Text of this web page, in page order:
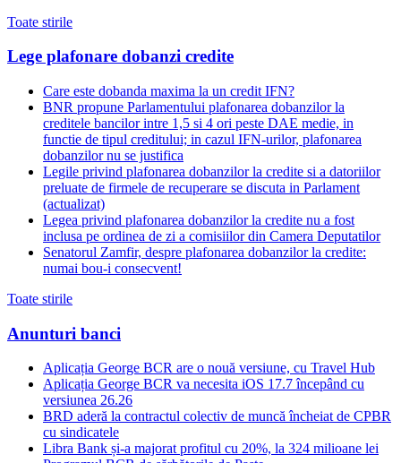
Toate stirile
Lege plafonare dobanzi credite
Care este dobanda maxima la un credit IFN?
BNR propune Parlamentului plafonarea dobanzilor la
creditele bancilor intre 1,5 si 4 ori peste DAE medie, in
functie de tipul creditului; in cazul IFN-urilor, plafonarea
dobanzilor nu se justifica
Legile privind plafonarea dobanzilor la credite si a datoriilor
preluate de firmele de recuperare se discuta in Parlament
(actualizat)
Legea privind plafonarea dobanzilor la credite nu a fost
inclusa pe ordinea de zi a comisiilor din Camera Deputatilor
Senatorul Zamfir, despre plafonarea dobanzilor la credite:
numai bou-i consecvent!
Toate stirile
Anunturi banci
Aplicația George BCR are o nouă versiune, cu Travel Hub
Aplicația George BCR va necesita iOS 17.7 începând cu
versiunea 26.26
BRD aderă la contractul colectiv de muncă încheiat de CPBR
cu sindicatele
Libra Bank și-a majorat profitul cu 20%, la 324 milioane lei